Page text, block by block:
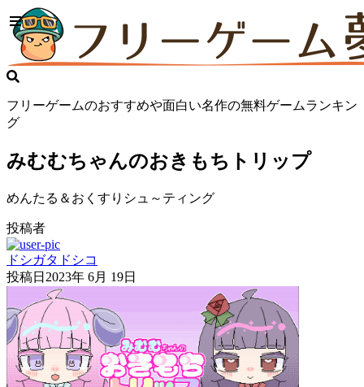
フリーゲームのおすすめや面白い名作の無料ゲームランキン
グ
みむむちゃんのおきもちトリップ
めんたる＆おくすりシュ～ティング
投稿者
ドシガタドシコ
投稿日 2023年 6月 19日